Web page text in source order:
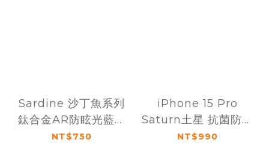
Sardine 沙丁魚系列
鈦合金AR防眩光藍寶
石鏡頭保護貼 iPhone
NT$750
iPhone 15 Pro
Saturn土星 抗菌防摔
磁吸手機殼
NT$990